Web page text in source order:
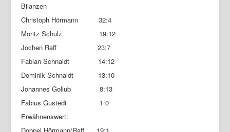
Bilanzen
Christoph Hörmann 32:4
Moritz Schulz 19:12
Jochen Raff 23:7
Fabian Schnaidt 14:12
Dominik Schnaidt 13:10
Johannes Gollub 8:13
Fabius Gustedt 1:0
Erwähnenswert: